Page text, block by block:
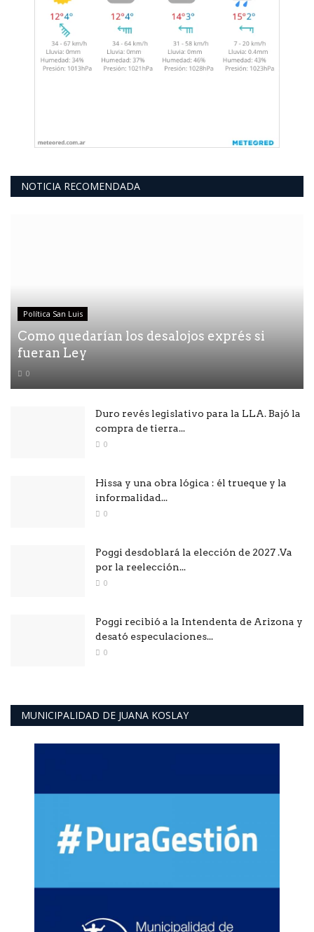
NOTICIA RECOMENDADA
Política San Luis
Como quedarían los desalojos exprés si
fueran Ley
0
Duro revés legislativo para la LLA. Bajó la
compra de tierra...
0
Hissa y una obra lógica : él trueque y la
informalidad...
0
Poggi desdoblará la elección de 2027 .Va
por la reelección...
0
Poggi recibió a la Intendenta de Arizona y
desató especulaciones...
0
MUNICIPALIDAD DE JUANA KOSLAY